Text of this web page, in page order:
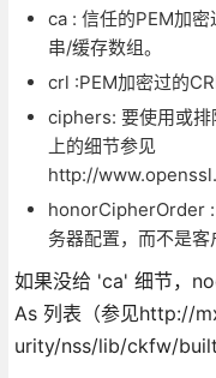
ca : 信任的PEM加
串/缓存数组。
crl :PEM加密过的
ciphers: 要使用或
上的细节参见
http://
honorCipherOrder
务器配置，而不是客
如果没给 'ca' 细节，
As 列表（参见http://
urity/nss/lib/ckfw/